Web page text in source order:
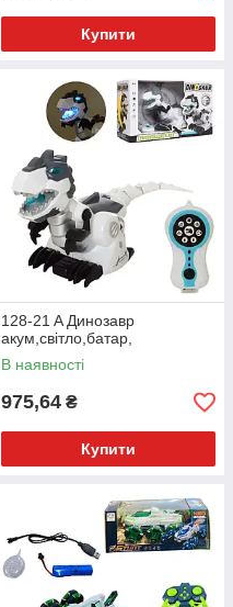
Купити
128-21 A Динозавр
акум,світло,батар,
В наявності
975,64 ₴
Купити